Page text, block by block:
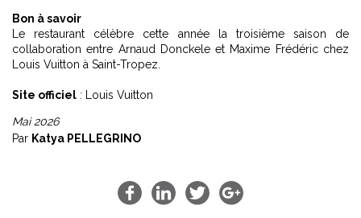
Bon à savoir
Le restaurant célèbre cette année la troisième saison de
collaboration entre Arnaud Donckele et Maxime Frédéric chez
Louis Vuitton à Saint-Tropez.
Site officiel : Louis Vuitton
Mai 2026
Par Katya PELLEGRINO